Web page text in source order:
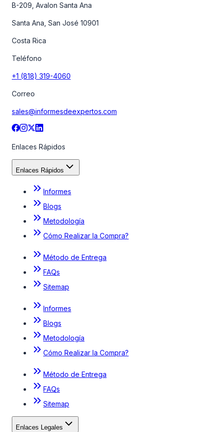
B-209, Avalon Santa Ana
Santa Ana, San José 10901
Costa Rica
Teléfono
+1 (818) 319-4060
Correo
sales@informesdeexpertos.com
Enlaces Rápidos
Enlaces Rápidos
Informes
Blogs
Metodología
Cómo Realizar la Compra?
Método de Entrega
FAQs
Sitemap
Informes
Blogs
Metodología
Cómo Realizar la Compra?
Método de Entrega
FAQs
Sitemap
Enlaces Legales